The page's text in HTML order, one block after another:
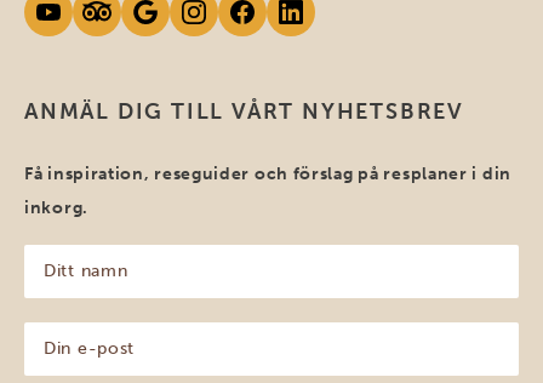
ANMÄL DIG TILL VÅRT NYHETSBREV
Få inspiration, reseguider och förslag på resplaner i din
inkorg.
namn
(Obligatoriskt)